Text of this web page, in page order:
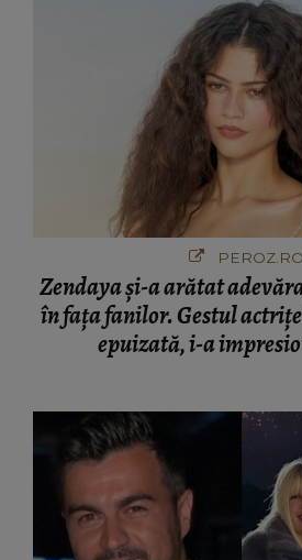
PEROZ.RO
Zendaya și-a arătat
în fața fanilor. Gestul
epuizată, i-a